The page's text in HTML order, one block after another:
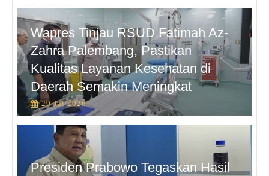
Wapres Tinjau RSUD Fatimah Az-
Zahra Palembang, Pastikan
Kualitas Layanan Kesehatan di
Daerah Semakin Meningkat
20 Jul 2026
Presiden Prabowo Tegaskan Hasil